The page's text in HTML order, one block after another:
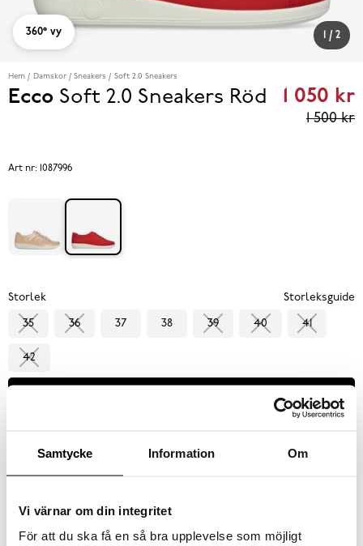
Samtycke Information Om
Vi värnar om din integritet
För att du ska få en så bra upplevelse som möjligt
/ 2
360° vy
Hem Damskor Sneakers Soft 2.0 Sneakers
Ecco Soft 2.0 Sneakers Röd
Current
1 050 kr
1 500 kr
Art nr: 1087996
Storlek Storleksguide
35 36 37 38 39 40 41
42